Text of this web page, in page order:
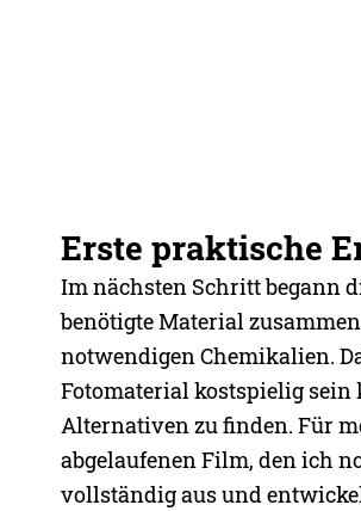
Erste praktische
Im nächsten Schritt begann
benötigte Material
notwendigen Chemikalien.
Fotomaterial kostspielig
Alternativen zu finden. Für
abgelaufenen Film, den ich
vollständig aus und